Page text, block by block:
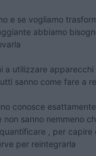
e se vogliamo
abbiamo
a utilizzare
sanno come fare a
conosce esattamente
sanno nemmeno
, per capire
per reintegrarla